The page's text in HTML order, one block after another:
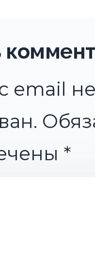
email
*